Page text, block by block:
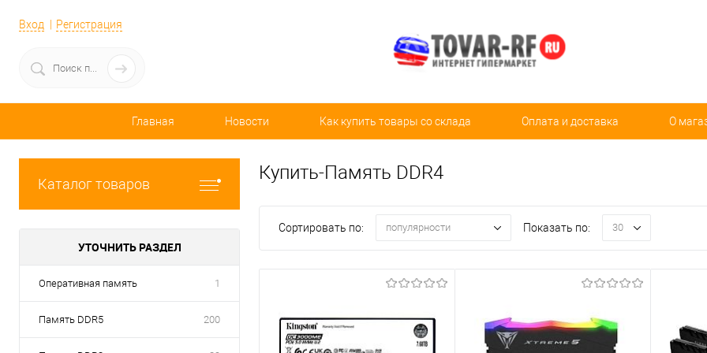
Вход Регистрация
Главная Новости Как купить товары со склада Оплата и доставка О
Каталог товаров
УТОЧНИТЬ РАЗДЕЛ
Оперативная память 1
Память DDR5 200
Купить-Память DDR4
Сортировать по: популярности Показать по: 30